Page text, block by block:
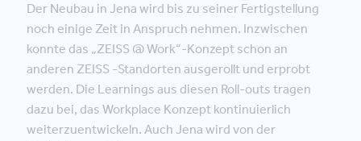
Der Neubau in Jena wird bis zu seiner Fertigstellung
noch einige Zeit in Anspruch nehmen. Inzwischen
konnte das „ZEISS @ Work“-Konzept schon an
anderen ZEISS -Standorten ausgerollt und erprobt
werden. Die Learnings aus diesen Roll-outs tragen
dazu bei, das Workplace Konzept kontinuierlich
weiterzuentwickeln. Auch Jena wird von der